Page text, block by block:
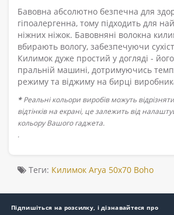
Бавовна абсолютно безпечна для
гіпоалергенна, тому підходить для
ніжних ніжок. Бавовняні волокна
вбирають вологу, забезпечуючи
Килимок дуже простий у догляді -
пральній машині, дотримуючись
режиму та віджиму на бирці
*Реальні кольори виробів можуть
відтінків на екрані, це залежить від
кольору Вашого гаджета.
.
Теги: Килимок Arya 50x70 Boho
Підпишіться на розсилку, і дізнавайтеся про